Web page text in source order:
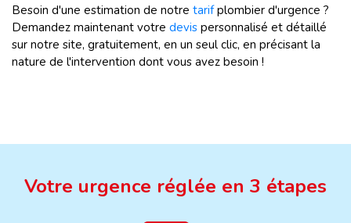
Besoin d'une estimation de notre tarifplombier d'urgence ?
Demandez maintenant votre devis personnalisé et détaillé
sur notre site, gratuitement, en un seul clic, en précisant la
nature de l'intervention dont vous avez besoin !
Votre urgence réglée en 3 étapes